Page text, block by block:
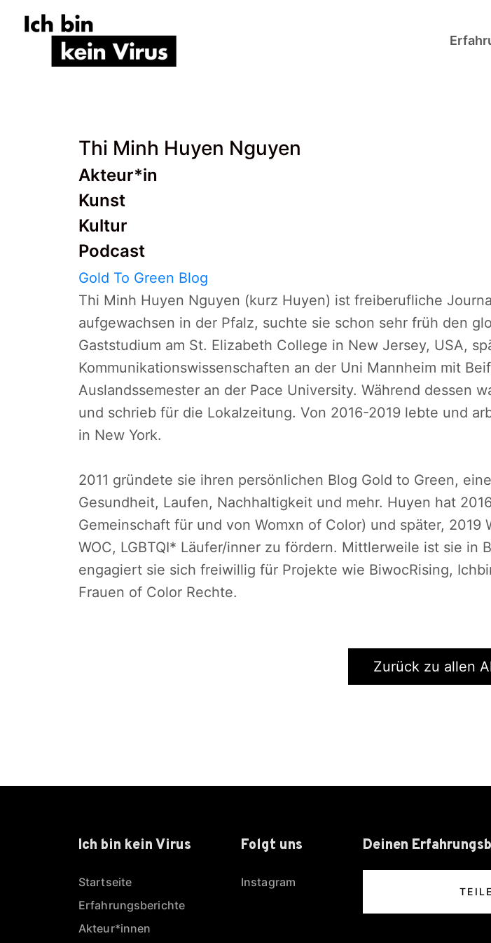
Thi Minh Huyen Nguyen
Akteur*in
Kunst
Kultur
Podcast
Gold To Green Blog
Thi Minh Huyen Nguyen (kurz Huyen) ist freiberufliche
aufgewachsen in der Pfalz, suchte sie schon sehr früh den
Gaststudium am St. Elizabeth College in New Jersey, USA,
Kommunikationswissenschaften an der Uni Mannheim mit
Auslandssemester an der Pace University. Während dessen
und schrieb für die Lokalzeitung. Von 2016-2019 lebte und
in New York.
2011 gründete sie ihren persönlichen Blog Gold to Green,
Gesundheit, Laufen, Nachhaltigkeit und mehr. Huyen hat
Gemeinschaft für und von Womxn of Color) und später,
WOC, LGBTQI* Läufer/inner zu fördern. Mittlerweile ist sie
engagiert sie sich freiwillig für Projekte wie BiwocRising,
Frauen of Color Rechte.
Zurück zu allen
Ich bin kein Virus
Startseite
Erfahrungsberichte
Akteur*innen
Folgt uns
Instagram
Deinen